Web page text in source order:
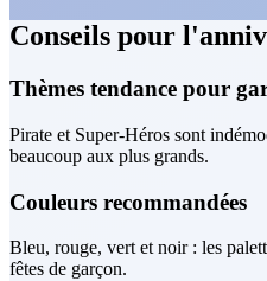
Conseils pour
Thèmes tendance pour
Pirate et Super-Héros sont
beaucoup aux plus grands.
Couleurs recommandées
Bleu, rouge, vert et noir : les
fêtes de garçon.